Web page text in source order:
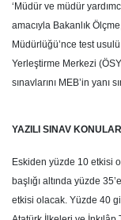
‘Müdür ve müdür
amacıyla Bakanlık
Müdürlüğü’nce test usulü
Yerleştirme Merkezi
sınavlarını MEB’in yanı
YAZILI SINAV
Eskiden yüzde 10 etkisi
başlığı altında yüzde
etkisi olacak. Yüzde 40